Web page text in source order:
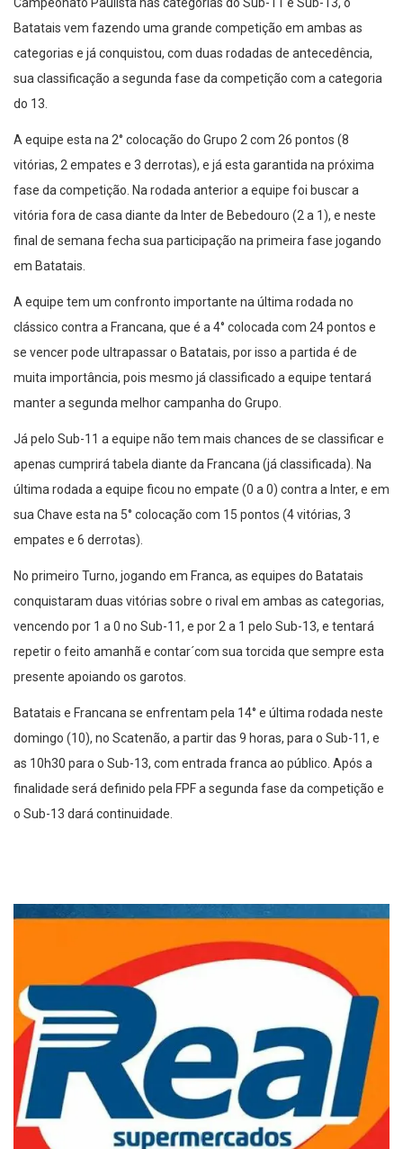
Campeonato Paulista nas categorias do Sub-11 e Sub-13, o
Batatais vem fazendo uma grande competição em ambas as
categorias e já conquistou, com duas rodadas de antecedência,
sua classificação a segunda fase da competição com a categoria
do 13.
A equipe esta na 2° colocação do Grupo 2 com 26 pontos (8
vitórias, 2 empates e 3 derrotas), e já esta garantida na próxima
fase da competição. Na rodada anterior a equipe foi buscar a
vitória fora de casa diante da Inter de Bebedouro (2 a 1), e neste
final de semana fecha sua participação na primeira fase jogando
em Batatais.
A equipe tem um confronto importante na última rodada no
clássico contra a Francana, que é a 4° colocada com 24 pontos e
se vencer pode ultrapassar o Batatais, por isso a partida é de
muita importância, pois mesmo já classificado a equipe tentará
manter a segunda melhor campanha do Grupo.
Já pelo Sub-11 a equipe não tem mais chances de se classificar e
apenas cumprirá tabela diante da Francana (já classificada). Na
última rodada a equipe ficou no empate (0 a 0) contra a Inter, e em
sua Chave esta na 5° colocação com 15 pontos (4 vitórias, 3
empates e 6 derrotas).
No primeiro Turno, jogando em Franca, as equipes do Batatais
conquistaram duas vitórias sobre o rival em ambas as categorias,
vencendo por 1 a 0 no Sub-11, e por 2 a 1 pelo Sub-13, e tentará
repetir o feito amanhã e contar´com sua torcida que sempre esta
presente apoiando os garotos.
Batatais e Francana se enfrentam pela 14° e última rodada neste
domingo (10), no Scatenão, a partir das 9 horas, para o Sub-11, e
as 10h30 para o Sub-13, com entrada franca ao público. Após a
finalidade será definido pela FPF a segunda fase da competição e
o Sub-13 dará continuidade.